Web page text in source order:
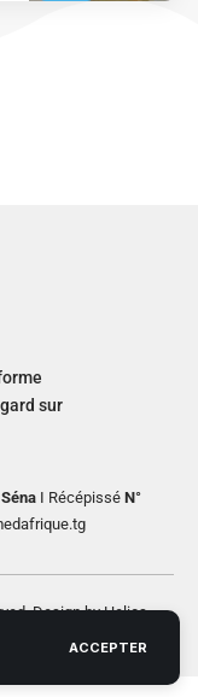
ACCEPTER
sur
I RécépisséN°
Design by Helios